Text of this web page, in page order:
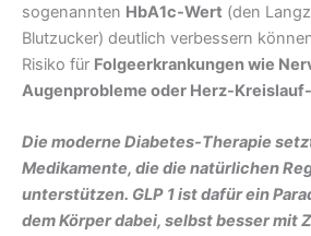
sogenannten HbA1c-Wert (den
Blutzucker) deutlich verbessern
Risiko für Folgeerkrankungen wie
Augenprobleme oder Herz-
Die moderne Diabetes-Therapie
Medikamente, die die natürlichen
unterstützen. GLP 1 ist dafür ein
dem Körper dabei, selbst besser mit